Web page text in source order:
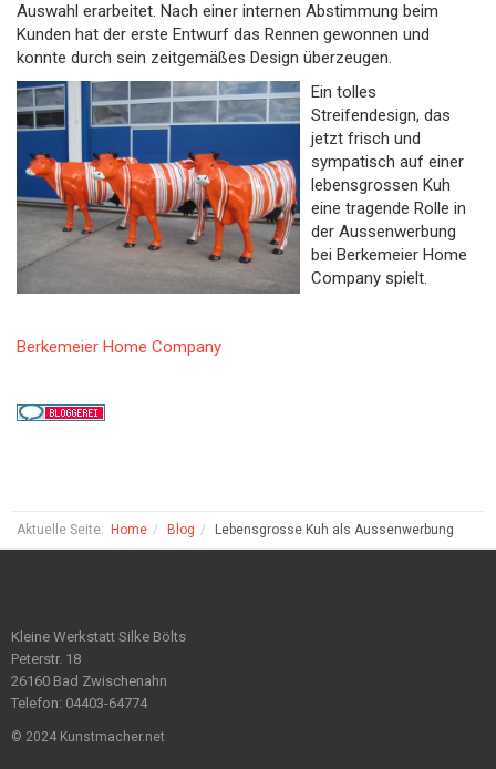
Auswahl erarbeitet. Nach einer internen Abstimmung beim
Kunden hat der erste Entwurf das Rennen gewonnen und
konnte durch sein zeitgemäßes Design überzeugen.
Ein tolles
Streifendesign, das
jetzt frisch und
sympatisch auf einer
lebensgrossen Kuh
eine tragende Rolle in
der Aussenwerbung
bei Berkemeier Home
Company spielt.
Berkemeier Home Company
Aktuelle Seite: Home Blog Lebensgrosse Kuh als Aussenwerbung
Kleine Werkstatt Silke Bölts
Peterstr. 18
26160 Bad Zwischenahn
Telefon: 04403-64774
© 2024 Kunstmacher.net